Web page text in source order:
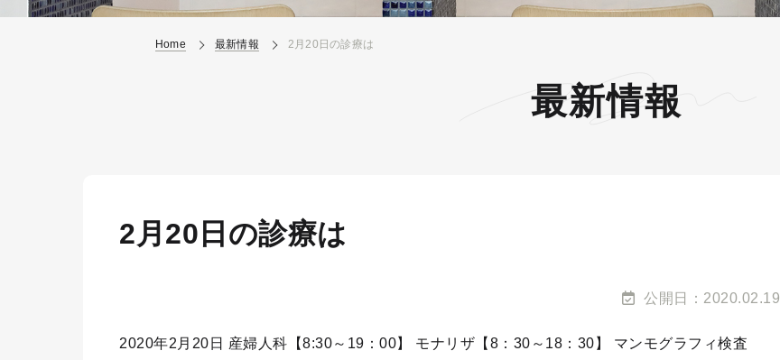
Home 最新情報 2月20日の診療は
最新情報
2月20日の診療は
公開日：2020.02.19
2020年2月20日 産婦人科【8:30～19：00】 モナリザ【8：30～18：30】 マンモグラフィ検査